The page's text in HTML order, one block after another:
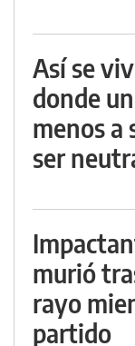
Así se
donde
menos a
ser
murió
rayo
partido